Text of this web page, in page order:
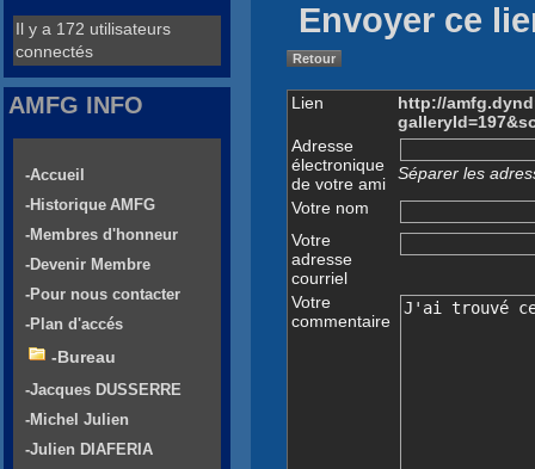
Envoyer ce
Retour
Lien
http://
Adresse
électronique
de votre ami
Séparer les
Votre nom
Votre
adresse
courriel
Votre
commentaire
Il y a 172 utilisateurs
connectés
AMFG INFO
-Accueil
-Historique AMFG
-Membres d'honneur
-Devenir Membre
-Pour nous contacter
-Plan d'accés
-Bureau
-Jacques DUSSERRE
-Michel Julien
-Julien DIAFERIA